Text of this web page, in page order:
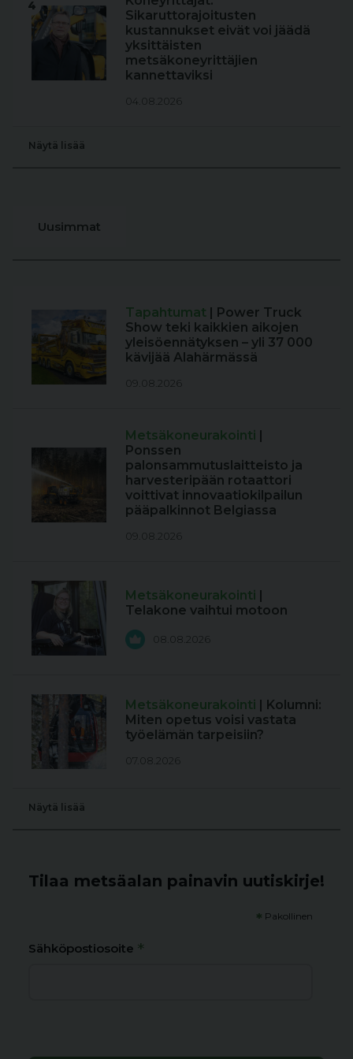
4
Sikaruttorajoitusten
kustannukset eivät voi jäädä
yksittäisten
metsäkoneyrittäjien
kannettaviksi
04.08.2026
Näytä lisää
Uusimmat
Tapahtumat | Power Truck
Show teki kaikkien aikojen
yleisöennätyksen – yli 37 000
kävijää Alahärmässä
09.08.2026
Metsäkoneurakointi |
Ponssen
palonsammutuslaitteisto ja
harvesteripään rotaattori
voittivat innovaatiokilpailun
pääpalkinnot Belgiassa
09.08.2026
Metsäkoneurakointi |
Telakone vaihtui motoon
08.08.2026
Metsäkoneurakointi | Kolumni:
Miten opetus voisi vastata
työelämän tarpeisiin?
07.08.2026
Näytä lisää
Tilaa metsäalan painavin uutiskirje!
* Pakollinen
Sähköpostiosoite *